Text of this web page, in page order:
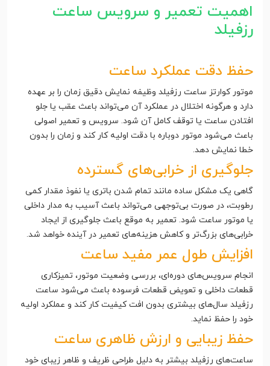
اهمیت تعمیر و سرویس ساعت
رزفیلد
حفظ دقت عملکرد ساعت
موتور کوارتز ساعت رزفیلد وظیفه نمایش دقیق زمان را بر عهده
دارد و هرگونه اختلال در عملکرد آن می‌تواند باعث عقب یا جلو
افتادن ساعت یا توقف کامل آن شود. سرویس و تعمیر اصولی
باعث می‌شود موتور دوباره با دقت اولیه کار کند و زمان را بدون
خطا نمایش دهد.
جلوگیری از خرابی‌های گسترده
گاهی یک مشکل ساده مانند تمام شدن باتری یا نفوذ مقدار کمی
رطوبت، در صورت بی‌توجهی می‌تواند باعث آسیب به مدار داخلی
یا موتور ساعت شود. تعمیر به موقع باعث جلوگیری از ایجاد
خرابی‌های بزرگ‌تر و کاهش هزینه‌های تعمیر در آینده خواهد شد.
افزایش طول عمر مفید ساعت
انجام سرویس‌های دوره‌ای، بررسی وضعیت موتور، تمیزکاری
قطعات داخلی و تعویض قطعات فرسوده باعث می‌شود ساعت
رزفیلد سال‌های بیشتری بدون افت کیفیت کار کند و عملکرد اولیه
خود را حفظ نماید.
حفظ زیبایی و ارزش ظاهری ساعت
ساعت‌های رزفیلد بیشتر به دلیل طراحی ظریف و ظاهر زیبای خود